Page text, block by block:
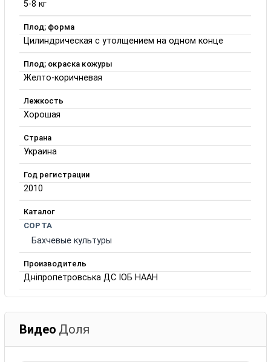
5-8 кг
Плод; форма
Цилиндрическая с утолщением на одном конце
Плод; окраска кожуры
Желто-коричневая
Лежкость
Хорошая
Страна
Украина
Год регистрации
2010
Каталог
СОРТА
Бахчевые культуры
Производитель
Дніпропетровська ДС ІОБ НААН
Видео Доля